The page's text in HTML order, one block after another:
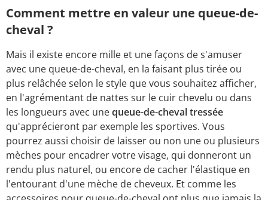
Comment mettre en valeur une queue-de-
cheval ?
Mais il existe encore mille et une façons de s'amuser
avec une queue-de-cheval, en la faisant plus tirée ou
plus relâchée selon le style que vous souhaitez afficher,
en l'agrémentant de nattes sur le cuir chevelu ou dans
les longueurs avec unequeue-de-cheval tressée
qu'apprécieront par exemple les sportives. Vous
pourrez aussi choisir de laisser ou non une ou plusieurs
mèches pour encadrer votre visage, qui donneront un
rendu plus naturel, ou encore de cacher l'élastique en
l'entourant d'une mèche de cheveux. Et comme les